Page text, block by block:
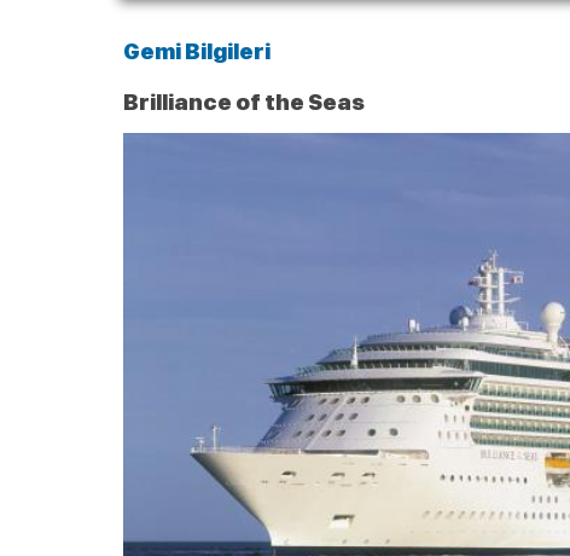
Gemi Bilgileri
Brilliance of the Seas